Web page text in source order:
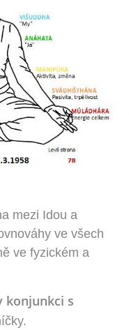
mezi Idou a
ve všech
ve fyzickém a
konjunkci s